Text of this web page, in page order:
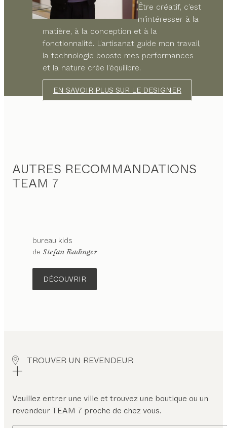
Être créatif, c’est
m’intéresser à la
matière, à la conception et à la
fonctionnalité. L’artisanat guide mon travail,
la technologie booste mes performances
et la nature crée l’équilibre.
EN SAVOIR PLUS SUR LE DESIGNER
AUTRES RECOMMANDATIONS
TEAM 7
bureau kids
de Stefan Radinger
DÉCOUVRIR
TROUVER UN REVENDEUR
Veuillez entrer une ville et trouvez une boutique ou un
revendeur TEAM 7 proche de chez vous.